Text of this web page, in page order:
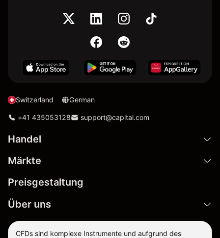
Switzerland German
+41 435053128 support@capital.com
Handel
Märkte
Preisgestaltung
Über uns
CFDs sind komplexe Instrumente und aufgrund des